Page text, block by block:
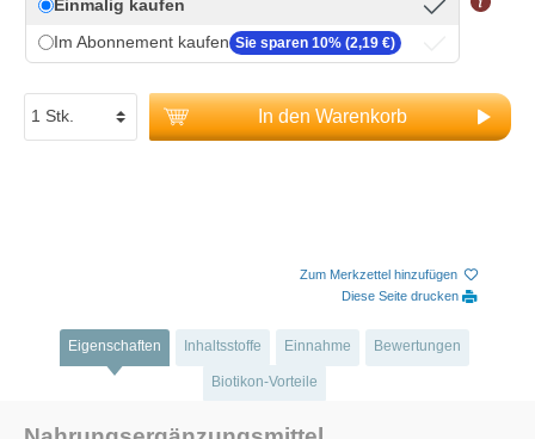
Einmalig kaufen
Im Abonnement kaufen Sie sparen 10% (2,19 €)
In den Warenkorb
Zum Merkzettel hinzufügen
Diese Seite drucken
Eigenschaften Inhaltsstoffe Einnahme Bewertungen
Biotikon-Vorteile